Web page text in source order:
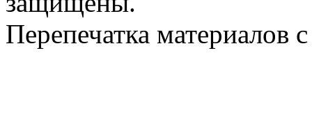
Перепечатка материалов